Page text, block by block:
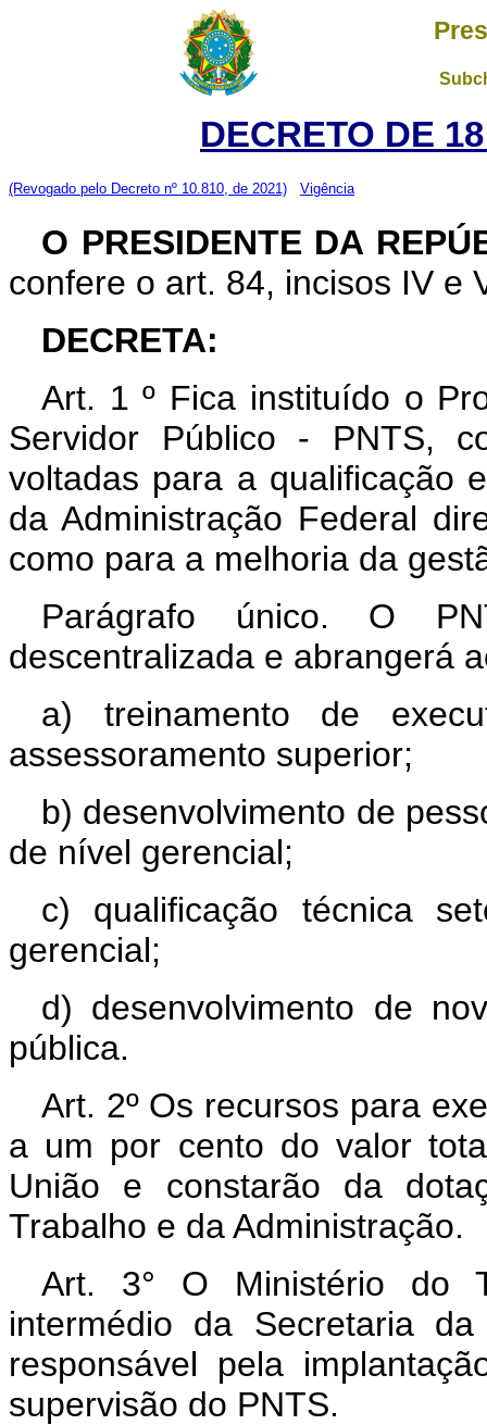
DECRETO DE
(Revogado pelo Decreto nº 10.810, de 2021) Vigência
O PRESIDENTE DA
confere o art. 84, incisos IV e
DECRETA:
Art. 1 º Fica instituído o
Servidor Público - PNTS,
voltadas para a qualificação
da Administração Federal
como para a melhoria da
Parágrafo único. O
descentralizada e abrangerá
a) treinamento de
assessoramento superior;
b) desenvolvimento de
de nível gerencial;
c) qualificação técnica
gerencial;
d) desenvolvimento de
pública.
Art. 2º Os recursos para
a um por cento do valor
União e constarão da
Trabalho e da Administração.
Art. 3° O Ministério do
intermédio da Secretaria
responsável pela
supervisão do PNTS.